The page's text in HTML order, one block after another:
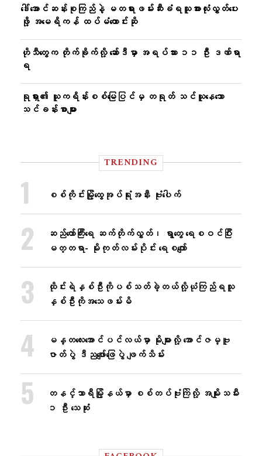
ဒေါ်အောင်ဆန်းစုကြည်နဲ့ မတရားဖမ်းဆီးခံရသူအားလုံးလွှတ်ပေး
ဖို့ အမေရိကန် ထပ်မံတောင်းဆို
ဟိုသီတွေက တိုက်ခိုက်လို့ ဆော်ဒီမှာ အရပ်သား ၁၁ ဦး ဒဏ်ရာ
ရ
ရုရှား၏ ယူကရိန်းစစ်မြေပြင်မှ တရုတ် သင်ယူနေသော
သင်ခန်းစာများ
TRENDING
စစ်ကိုင်းမြို့ထွေအုပ်ရုံးအနီး ဗုံးပေါက်
ဆည်တော်ကြီးရေ ဆက်တိုက်လွှတ်၊ ရွာတွေ ရေစဝင်ပြီး
မတ္တရာ- မိုးကုတ်လမ်းပိုင်း ရေစကျော်
ထိုင်းရဲနှစ်ဦးကိုပစ်သတ်ခဲ့တယ်လို့ယုံကြည်ရသူ
နှစ်ဦးကိုအသေဖမ်းမိ
မန္တလေးအောင်ပင်လယ်မှာ မိုးများလို့ အောင်ဇမ္ဗူ
ဇာတ်ပွဲ ဒီညဖျော်ဖြေပွဲ ဖျက်သိမ်း
တနင်္သာရီမြို့နယ်မှာ စစ်တပ်ဗုံးကြဲလို့ အမျိုးသမီး
၁ ဦး သေဆုံး